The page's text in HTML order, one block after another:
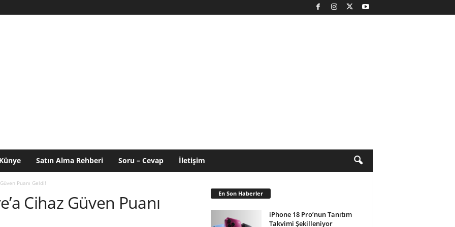
Künye Satın Alma Rehberi Soru – Cevap İletişim
Puanı Geldi!
Cihaz Güven Puanı
En Son Haberler
iPhone 18 Pro’nun Tanıtım
Takvimi Şekilleniyor